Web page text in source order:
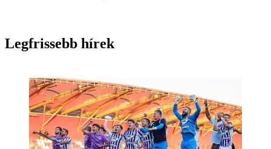
Legfrissebb hírek